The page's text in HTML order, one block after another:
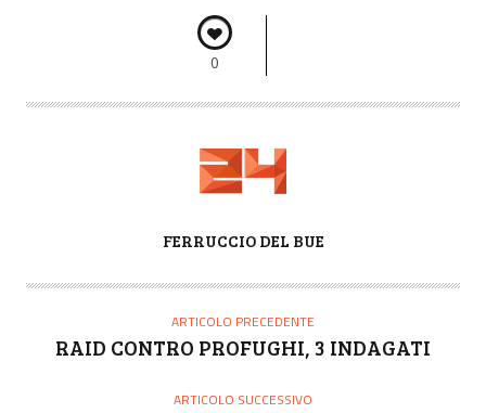
0
T
FERRUCCIO DEL BUE
ARTICOLO PRECEDENTE
RAID CONTRO PROFUGHI, 3 INDAGATI
ARTICOLO SUCCESSIVO